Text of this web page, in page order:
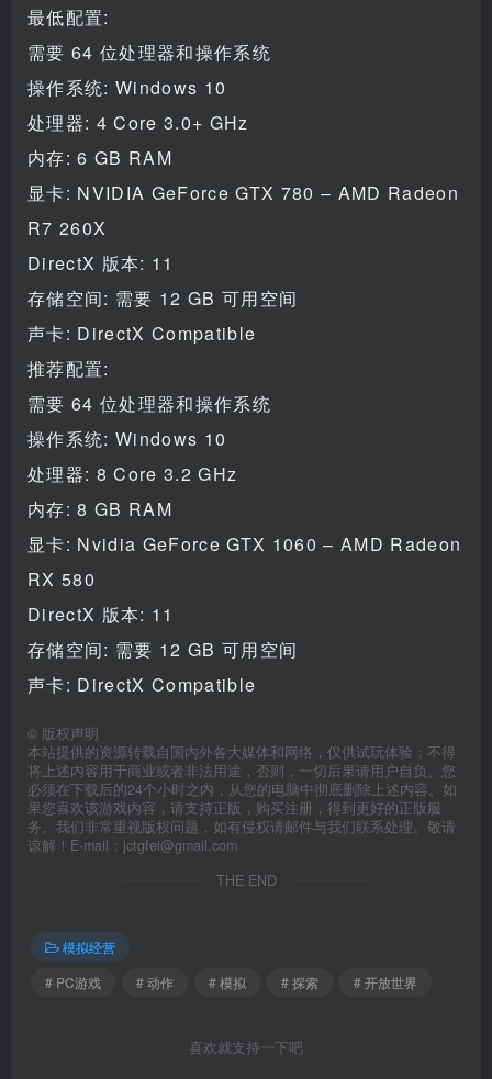
最低配置:
需要 64 位处理器和操作系统
操作系统: Windows 10
处理器: 4 Core 3.0+ GHz
内存: 6 GB RAM
显卡: NVIDIA GeForce GTX 780 – AMD Radeon
R7 260X
DirectX 版本: 11
存储空间: 需要 12 GB 可用空间
声卡: DirectX Compatible
推荐配置:
需要 64 位处理器和操作系统
操作系统: Windows 10
处理器: 8 Core 3.2 GHz
内存: 8 GB RAM
显卡: Nvidia GeForce GTX 1060 – AMD Radeon
RX 580
DirectX 版本: 11
存储空间: 需要 12 GB 可用空间
声卡: DirectX Compatible
© 版权声明
本站提供的资源转载自国内外各大媒体和网络，仅供试玩体验；不得
将上述内容用于商业或者非法用途，否则，一切后果请用户自负。您
必须在下载后的24个小时之内，从您的电脑中彻底删除上述内容。如
果您喜欢该游戏内容，请支持正版，购买注册，得到更好的正版服
务。我们非常重视版权问题，如有侵权请邮件与我们联系处理。敬请
谅解！E-mail：jctgfei@gmail.com
THE END
模拟经营
# PC游戏
# 动作 # 模拟 # 探索 # 开放世界
喜欢就支持一下吧